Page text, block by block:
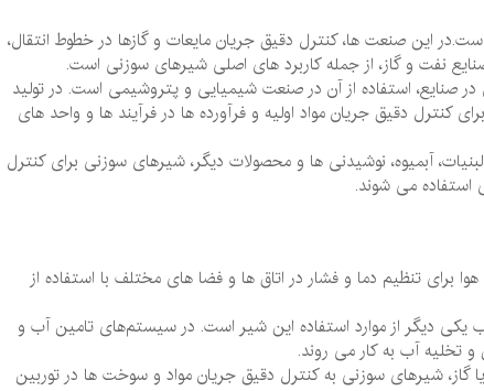
این صنعت‌ ها، کنترل دقیق جریان مایعات و گازها در خطوط انتقال،
نفت و گاز، از جمله کاربرد های اصلی شیرهای سوزنی است.
صنایع، استفاده از آن در صنعت شیمیایی و پتروشیمی است. در تولید
دقیق جریان مواد اولیه و فرآورده ‌ها در فرآیند ها و واحد های
آبمیوه، نوشیدنی ‌ها و محصولات دیگر، شیرهای سوزنی برای کنترل
استفاده می ‌شوند.
برای تنظیم دما و فشار در اتاق ‌ها و فضا های مختلف با استفاده از
دیگر از موارد استفاده این شیر است. در سیستم‌های تامین آب و
تخلیه آب به‌ کار می‌ روند.
یا گاز، شیرهای سوزنی به کنترل دقیق جریان مواد و سوخت‌ ها در توربین‌